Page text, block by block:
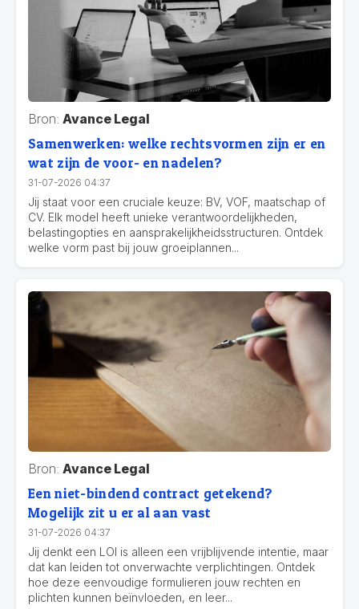
Bron: Avance Legal
Samenwerken: welke rechtsvormen zijn er en
wat zijn de voor- en nadelen?
31-07-2026 04:37
Jij staat voor een cruciale keuze: BV, VOF, maatschap of
CV. Elk model heeft unieke verantwoordelijkheden,
belastingopties en aansprakelijkheidsstructuren. Ontdek
welke vorm past bij jouw groeiplannen...
Bron: Avance Legal
Een niet-bindend contract getekend?
Mogelijk zit u er al aan vast
31-07-2026 04:37
Jij denkt een LOI is alleen een vrijblijvende intentie, maar
dat kan leiden tot onverwachte verplichtingen. Ontdek
hoe deze eenvoudige formulieren jouw rechten en
plichten kunnen beïnvloeden, en leer...